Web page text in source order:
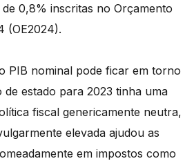
de 0,8% inscritas no Orçamento
(OE2024).
PIB nominal pode ficar em torno
de estado para 2023 tinha uma
fiscal genericamente neutra,
elevada ajudou as
em impostos como